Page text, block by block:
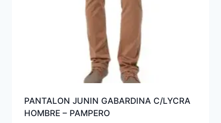
PANTALON JUNIN GABARDINA C/LYCRA
HOMBRE – PAMPERO